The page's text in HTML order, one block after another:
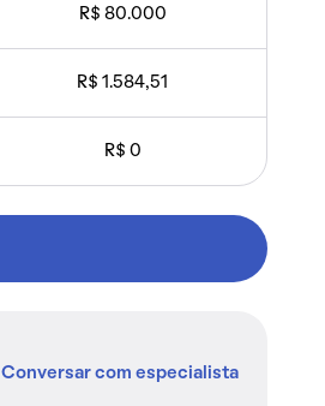
R$ 80.000
R$ 1.584,51
R$ 0
Conversar com especialista